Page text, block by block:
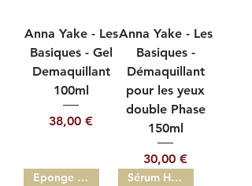
Anna Yake - Les
Basiques - Gel
Demaquillant
100ml
Prix
38,00 €
Anna Yake - Les
Basiques -
Démaquillant
pour les yeux
double Phase
150ml
Prix
30,00 €
Eponge Démaquillante Sérum Hydratation 30ml